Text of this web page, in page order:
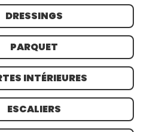
DRESSINGS
PARQUET
INTÉRIEURES
ESCALIERS